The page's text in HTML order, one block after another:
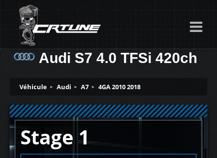
Audi S7 4.0 TFSi 420ch
Véhicule Audi A7 4GA 2010 2018
Stage 1